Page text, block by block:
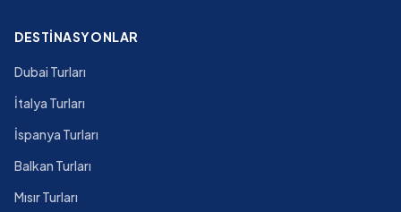
DESTINASYONLAR
Dubai Turları
İtalya Turları
İspanya Turları
Balkan Turları
Mısır Turları